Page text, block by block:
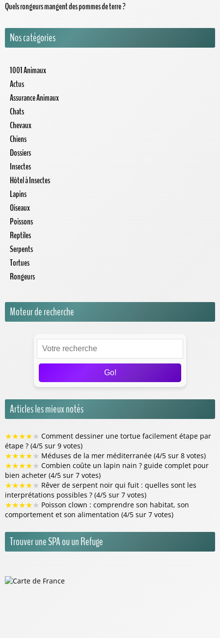
Quels rongeurs mangent des pommes de terre ?
Nos catégories
1001 Animaux
Actus
Assurance Animaux
Chats
Chevaux
Chiens
Dossiers
Insectes
Hôtel à Insectes
Lapins
Oiseaux
Poissons
Reptiles
Serpents
Tortues
Rongeurs
Moteur de recherche
Go!
Articles les mieux notés
★★★★★ Comment dessiner une tortue facilement étape par
étape ? (4/5 sur 9 votes)
★★★★★ Méduses de la mer méditerranée (4/5 sur 8 votes)
★★★★★ Combien coûte un lapin nain ? guide complet pour
bien acheter (4/5 sur 7 votes)
★★★★★ Rêver de serpent noir qui fuit : quelles sont les
interprétations possibles ? (4/5 sur 7 votes)
★★★★★ Poisson clown : comprendre son habitat, son
comportement et son alimentation (4/5 sur 7 votes)
Trouver une SPA ou un Refuge